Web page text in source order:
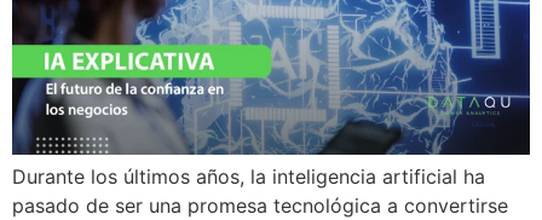
Durante los últimos años, la inteligencia artificial ha
pasado de ser una promesa tecnológica a convertirse